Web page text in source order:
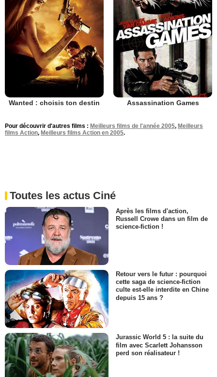
Wanted : choisis ton destin Assassination Games
Pour découvrir d'autres films : Meilleurs films de l'année 2005, Meilleurs
films Action, Meilleurs films Action en 2005.
Toutes les actus Ciné
Après les films d'action,
Russell Crowe dans un film de
science-fiction !
Retour vers le futur : pourquoi
cette saga de science-fiction
culte est-elle interdite en Chine
depuis 15 ans ?
Jurassic World 5 : la suite du
film avec Scarlett Johansson
perd son réalisateur !